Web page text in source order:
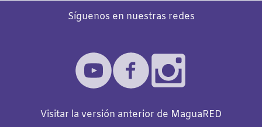
Síguenos en nuestras redes
Visitar la versión anterior de MaguaRED